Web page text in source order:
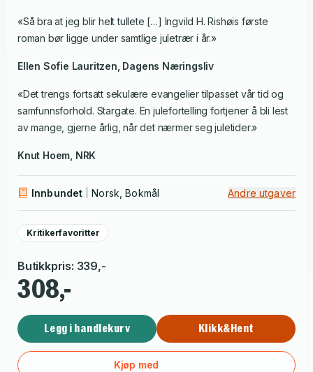
«Så bra at jeg blir helt tullete […] Ingvild H. Rishøis første
roman bør ligge under samtlige juletrær i år.»
Ellen Sofie Lauritzen, Dagens Næringsliv
«Det trengs fortsatt sekulære evangelier tilpasset vår tid og
samfunnsforhold. Stargate. En julefortelling fortjener å bli lest
av mange, gjerne årlig, når det nærmer seg juletider.»
Knut Hoem, NRK
Innbundet Norsk, Bokmål Andre utgaver
Kritikerfavoritter
Butikkpris: 339,-
308,-
Legg i handlekurv Klikk&Hent
Kjøp med